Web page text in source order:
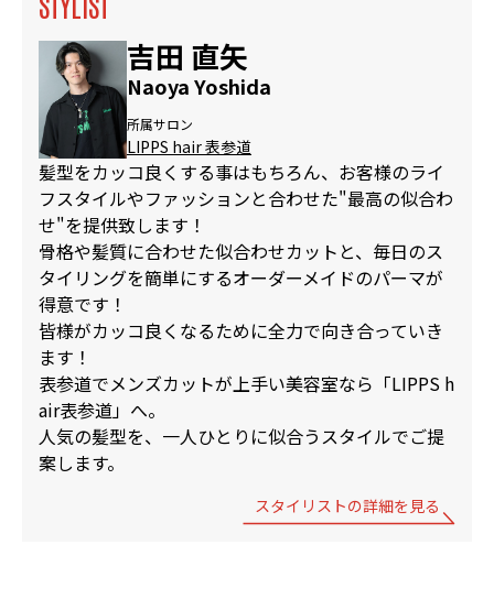
吉田 直矢
Naoya Yoshida
所属サロン
LIPPS hair 表参道
髪型をカッコ良くする事はもちろん、お客様のライ
フスタイルやファッションと合わせた"最高の似合わ
せ"を提供致します！
骨格や髪質に合わせた似合わせカットと、毎日のス
タイリングを簡単にするオーダーメイドのパーマが
得意です！
皆様がカッコ良くなるために全力で向き合っていき
ます！
表参道でメンズカットが上手い美容室なら「LIPPS h
air表参道」へ。
人気の髪型を、一人ひとりに似合うスタイルでご提
案します。
スタイリストの詳細を見る